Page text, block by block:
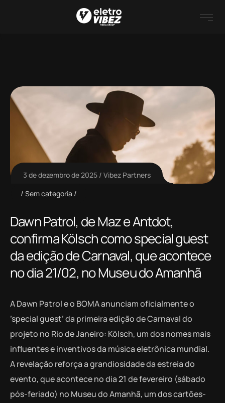
3 de dezembro de 2025
Vibez Partners
Sem categoria
Dawn Patrol, de Maz e Antdot,
confirma Kölsch como special guest
da edição de Carnaval, que acontece
no dia 21/02, no Museu do Amanhã
A Dawn Patrol e o BOMA anunciam oficialmente o
’special guest’ da primeira edição de Carnaval do
projeto no Rio de Janeiro: Kölsch, um dos nomes mais
influentes e inventivos da música eletrônica mundial.
A revelação reforça a grandiosidade da estreia do
evento, que acontece no dia 21 de fevereiro (sábado
pós-feriado) no Museu do Amanhã, um dos cartões-